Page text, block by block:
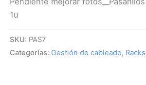
1u
SKU: PAS7
Categorías: Gestión de cableado,